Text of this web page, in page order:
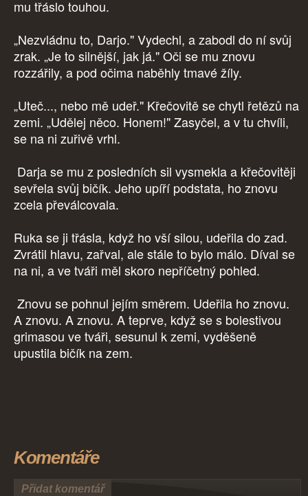
mu třáslo touhou.
„Nezvládnu to, Darjo." Vydechl, a zabodl do ní svůj
zrak. „Je to silnější, jak já." Oči se mu znovu
rozzářily, a pod očima naběhly tmavé žíly.
„Uteč..., nebo mě udeř." Křečovitě se chytl řetězů na
zemi. „Udělej něco. Honem!" Zasyčel, a v tu chvíli,
se na ni zuřivě vrhl.
Darja se mu z posledních sil vysmekla a křečovitěji
sevřela svůj bičík. Jeho upíří podstata, ho znovu
zcela převálcovala.
Ruka se ji třásla, když ho vší silou, udeřila do zad.
Zvrátil hlavu, zařval, ale stále to bylo málo. Díval se
na ni, a ve tváři měl skoro nepříčetný pohled.
Znovu se pohnul jejím směrem. Udeřila ho znovu.
A znovu. A znovu. A teprve, když se s bolestivou
grimasou ve tváři, sesunul k zemi, vyděšeně
upustila bičík na zem.
Komentáře
Přidat komentář